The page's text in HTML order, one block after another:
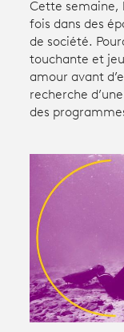
connexion
Avantages
À la une
Participer et
À votre écoute
Productions et
Cette semaine,
fois dans des
de société.
touchante et
amour avant
recherche
des